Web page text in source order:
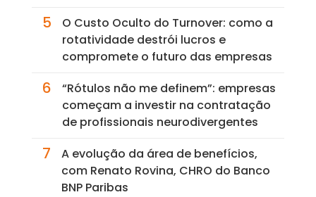
5
O Custo Oculto do Turnover: como a
rotatividade destrói lucros e
compromete o futuro das empresas
6
“Rótulos não me definem”: empresas
começam a investir na contratação
de profissionais neurodivergentes
7
A evolução da área de benefícios,
com Renato Rovina, CHRO do Banco
BNP Paribas